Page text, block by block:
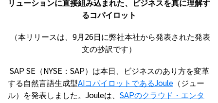
リューションに直接組み込まれた、ビジネスを真に理解す
るコパイロット
（本リリースは、9月26日に弊社本社から発表された発表
文の抄訳です）
SAP SE（NYSE：SAP）は本日、ビジネスのあり方を変革
する自然言語生成型AIコパイロットであるJoule （ジュー
ル）を発表しました。Jouleは、 SAPのクラウド・エンタ